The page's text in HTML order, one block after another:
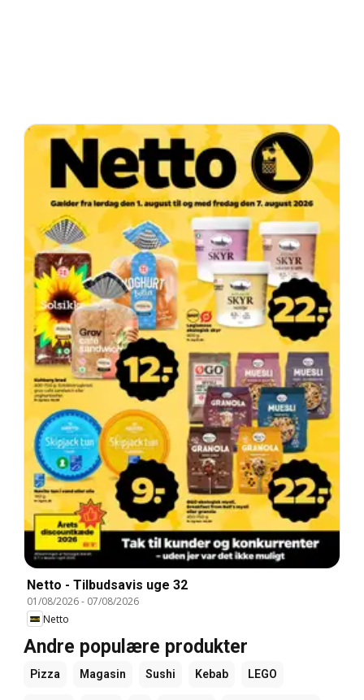
Netto - Tilbudsavis uge 32
01/08/2026- 07/08/2026
Netto
Andre populære produkter
Pizza Magasin Sushi Kebab LEGO